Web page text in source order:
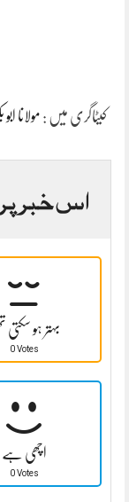
کیٹاگری میں : مولانا
اس خبر
بہتر ہو سکتی
0 Votes
اچھی ہے
0 Votes